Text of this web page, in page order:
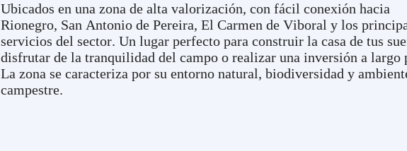
Ubicados en una zona de alta valorización, con fácil conexión hacia
Rionegro, San Antonio de Pereira, El Carmen de Viboral y los
servicios del sector. Un lugar perfecto para construir la casa de tus
disfrutar de la tranquilidad del campo o realizar una inversión a largo
La zona se caracteriza por su entorno natural, biodiversidad y
campestre.